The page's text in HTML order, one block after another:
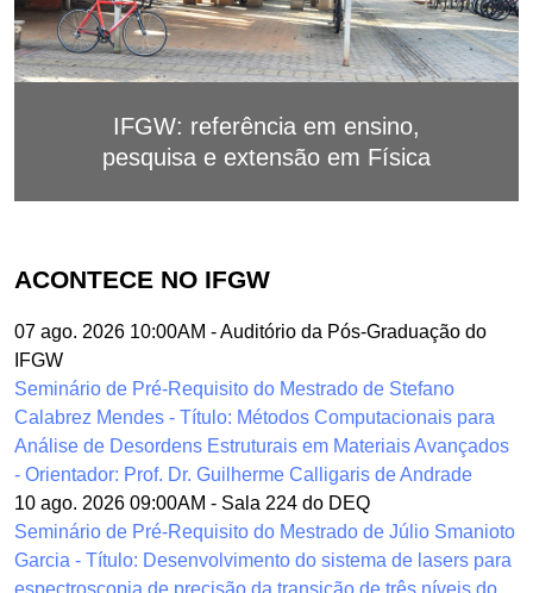
IFGW: referência em ensino,
pesquisa e extensão em Física
ACONTECE NO IFGW
07 ago. 2026 10:00AM -Auditório da Pós-Graduação do
IFGW
Seminário de Pré-Requisito do Mestrado de Stefano
Calabrez Mendes - Título: Métodos Computacionais para
Análise de Desordens Estruturais em Materiais Avançados
- Orientador: Prof. Dr. Guilherme Calligaris de Andrade
10 ago. 2026 09:00AM - Sala 224 do DEQ
Seminário de Pré-Requisito do Mestrado de Júlio Smanioto
Garcia - Título: Desenvolvimento do sistema de lasers para